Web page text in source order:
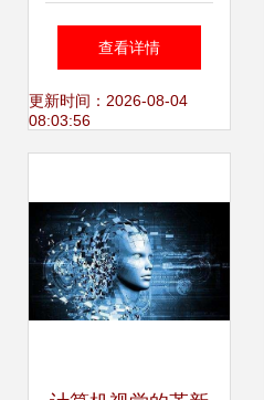
国家互联网应急中
心实时数据报送系
与金融安全新篇章
查看详情
更新时间：2026-08-04
08:03:56